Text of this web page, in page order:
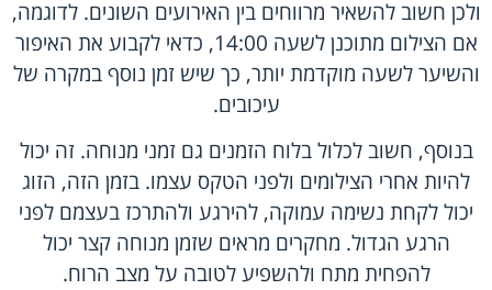
ולכן חשוב להשאיר מרווחים בין האירועים השונים. לדוגמה,
אם הצילום מתוכנן לשעה 14:00, כדאי לקבוע את האיפור
והשיער לשעה מוקדמת יותר, כך שיש זמן נוסף במקרה של
עיכובים.
בנוסף, חשוב לכלול בלוח הזמנים גם זמני מנוחה. זה יכול
להיות אחרי הצילומים ולפני הטקס עצמו. בזמן הזה, הזוג
יכול לקחת נשימה עמוקה, להירגע ולהתרכז בעצמם לפני
הרגע הגדול. מחקרים מראים שזמן מנוחה קצר יכול
להפחית מתח ולהשפיע לטובה על מצב הרוח.